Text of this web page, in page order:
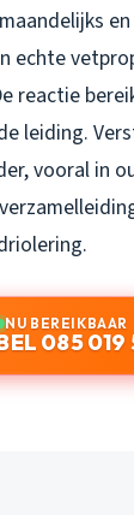
echte
reactie
leiding.
vooral in
NU BEREIKBAAR
085 019